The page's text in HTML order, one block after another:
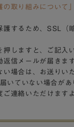
の取り組みについて」
護するため、SSL（
しますと、ご記入
返信メールが届きます
い場合は、お送りい
いていない場合があ
ご連絡いただけます